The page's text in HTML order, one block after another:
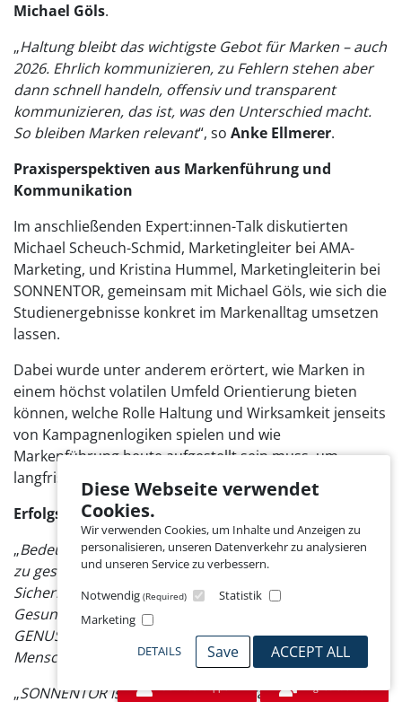
Diese Webseite verwendet
Cookies.
Wir verwenden Cookies, um Inhalte und Anzeigen zu
personalisieren, unseren Datenverkehr zu analysieren
und unseren Service zu verbessern.
Notwendig (Required)
Statistik
Marketing
DETAILS
Save ACCEPT ALL
Michael Göls.
„Haltung bleibt das wichtigste Gebot für Marken – auch
2026. Ehrlich kommunizieren, zu Fehlern stehen aber
dann schnell handeln, offensiv und transparent
kommunizieren, das ist, was den Unterschied macht.
So bleiben Marken relevant“, so Anke Ellmerer.
Praxisperspektiven aus Markenführung und
Kommunikation
Im anschließenden Expert:innen-Talk diskutierten
Michael Scheuch-Schmid, Marketingleiter bei AMA-
Marketing, und Kristina Hummel, Marketingleiterin bei
SONNENTOR, gemeinsam mit Michael Göls, wie sich die
Studienergebnisse konkret im Markenalltag umsetzen
lassen.
Dabei wurde unter anderem erörtert, wie Marken in
einem höchst volatilen Umfeld Orientierung bieten
können, welche Rolle Haltung und Wirksamkeit jenseits
von Kampagnenlogiken spielen und wie
Markenführung heute aufgestellt sein muss, um
langfristig Bestand zu haben.
Erfolgsfaktor Anpassungsfähigkeit
„Bedeutungsvollen Marken gelingt es, einen ‚Purpose‘
zu gesellschaftlichen Megatrends zu leben. Ob
Sicherheit, Nachhaltigkeit, Regionalität oder
Gesundheit: AMA-Gütesiegel, AMA-Biosiegel und AMA
GENUSS REGION schaffen einen Wert für die
Menschen
Michael Scheuch-Schmid.
„SONNENTOR ist eine Meaningful Brand mit starken